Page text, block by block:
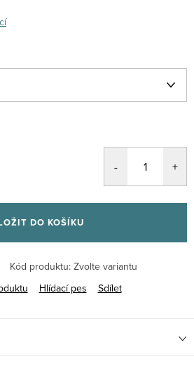
DO KOŠÍKU
Kód produktu: Zvolte variantu
Hlídací pes Sdílet